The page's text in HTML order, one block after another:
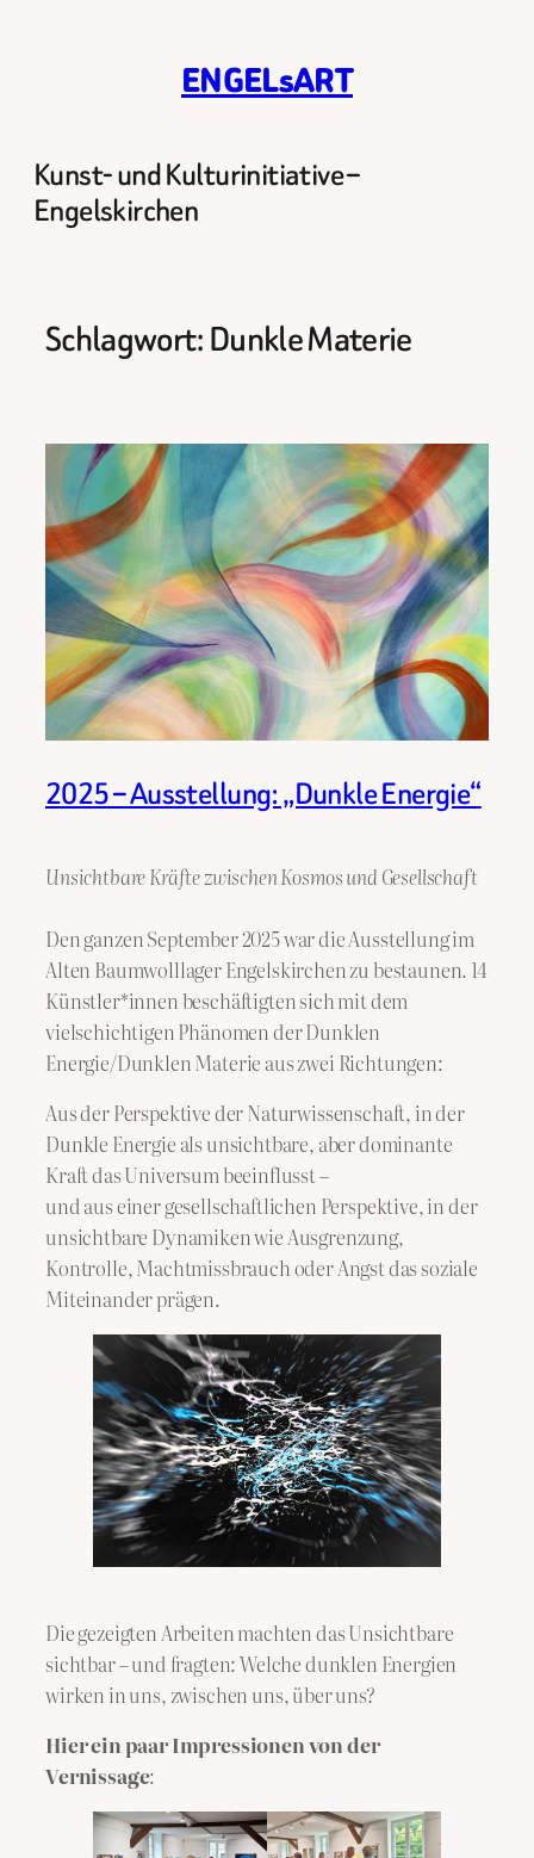
ENGELsART
Kunst- und Kulturinitiative –
Engelskirchen
Schlagwort:Dunkle Materie
2025 – Ausstellung: „Dunkle Energie“
Unsichtbare Kräfte zwischen Kosmos und Gesellschaft
Den ganzen September 2025 war die Ausstellung im
Alten Baumwolllager Engelskirchen zu bestaunen. 14
Künstler*innen beschäftigten sich mit dem
vielschichtigen Phänomen der Dunklen
Energie/Dunklen Materie aus zwei Richtungen:
Aus der Perspektive der Naturwissenschaft, in der
Dunkle Energie als unsichtbare, aber dominante
Kraft das Universum beeinflusst –
und aus einer gesellschaftlichen Perspektive, in der
unsichtbare Dynamiken wie Ausgrenzung,
Kontrolle, Machtmissbrauch oder Angst das soziale
Miteinander prägen.
Die gezeigten Arbeiten machten das Unsichtbare
sichtbar – und fragten: Welche dunklen Energien
wirken in uns, zwischen uns, über uns?
Hier ein paar Impressionen von der
Vernissage: